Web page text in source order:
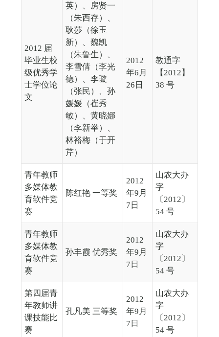
2012 届
毕业生校
级优秀学
士学位论
文
英）、房贤一
（朱西存）、
耿莎（徐玉
新）、魏凯
（朱鲁生）、
李雪倩（李光
德）、李璇
（张民）、孙
媛媛（崔秀
敏）、黄晓娜
（李新举）、
林裕梅（于开
芹）
2012
年6月
26日
教通字
【2012】
38 号
青年教师
多媒体教
育软件竞
赛
陈红艳 一等奖
2012
年9月
7日
山农大办
字
〔2012〕
54 号
青年教师
多媒体教
育软件竞
赛
孙丰霞 优秀奖
2012
年9月
7日
山农大办
字
〔2012〕
54 号
第四届青
年教师讲
课技能比
赛
孔凡美 三等奖
2012
年9月
7日
山农大办
字
〔2012〕
54 号